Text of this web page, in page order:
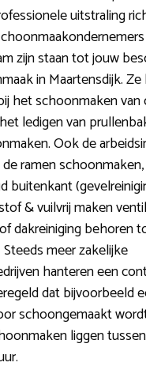
uitstraling
zijn staan tot jouw
in Maartensdijk.
het schoonmaken van
ledigen van
Ook de
ramen schoonmaken,
buitenkant
& vuilvrij maken
dakreiniging behoren
meer zakelijke
hanteren een
dat bijvoorbeeld
schoongemaakt
liggen